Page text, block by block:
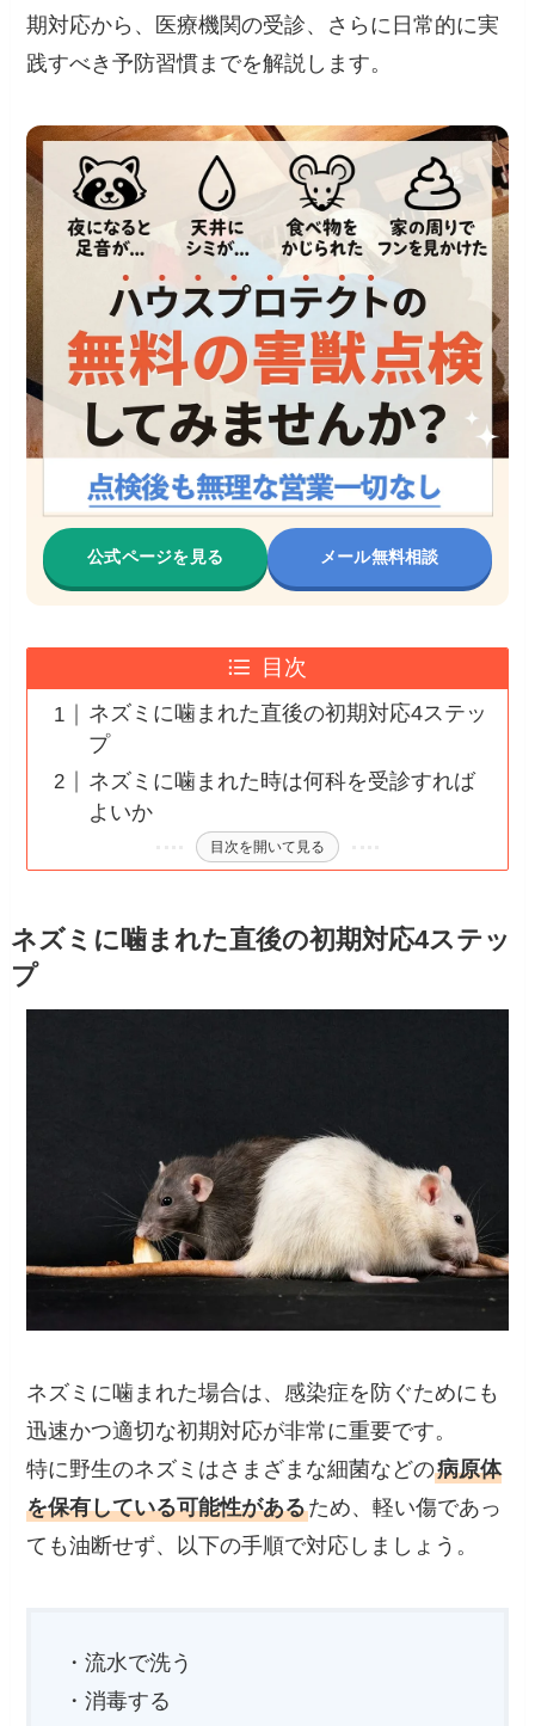
期対応から、医療機関の受診、さらに日常的に実
践すべき予防習慣までを解説します。
公式ページを見る メール無料相談
目次
ネズミに噛まれた直後の初期対応4ステッ
プ
ネズミに噛まれた時は何科を受診すれば
よいか
目次を開いて見る
ネズミに噛まれた直後の初期対応4ステッ
プ
ネズミに噛まれた場合は、感染症を防ぐためにも
迅速かつ適切な初期対応が非常に重要です。
特に野生のネズミはさまざまな細菌などの病原体
を保有している可能性があるため、軽い傷であっ
ても油断せず、以下の手順で対応しましょう。
・流水で洗う
・消毒する